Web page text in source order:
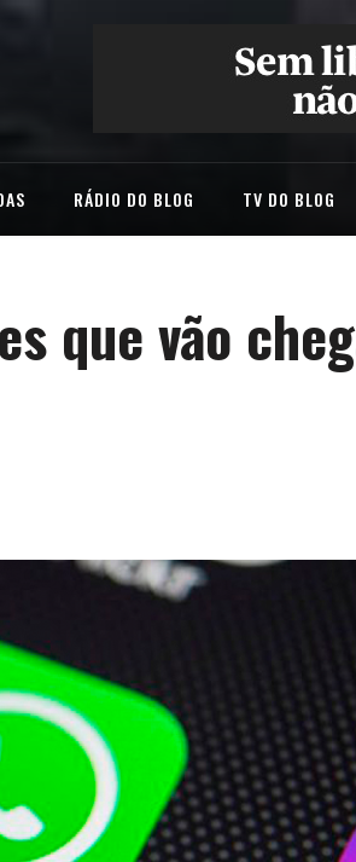
RÁDIO DO BLOG TV DO BLOG
que vão